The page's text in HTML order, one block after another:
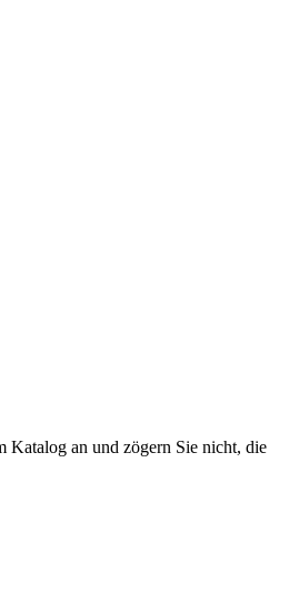
Katalog an und zögern Sie nicht, die